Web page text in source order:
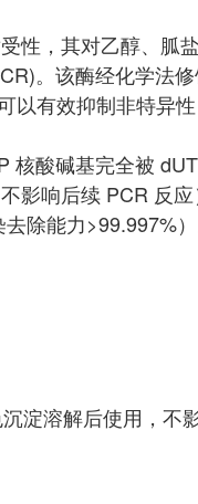
性，其对乙醇、胍
。该酶经化学法
以有效抑制非特异
酸碱基完全被
影响后续 PCR 反
除能力>99.997%）
溶解后使用，不